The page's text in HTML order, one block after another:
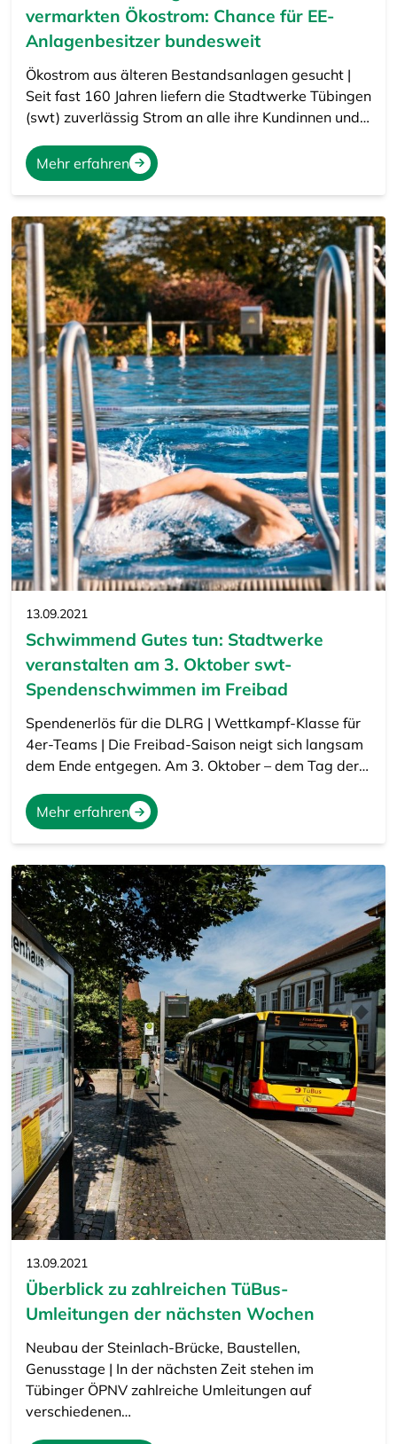
vermarkten Ökostrom: Chance für EE-
Anlagenbesitzer bundesweit
Ökostrom aus älteren Bestandsanlagen gesucht |
Seit fast 160 Jahren liefern die Stadtwerke Tübingen
(swt) zuverlässig Strom an alle ihre Kundinnen und…
Mehr erfahren
13.09.2021
Schwimmend Gutes tun: Stadtwerke
veranstalten am 3. Oktober swt-
Spendenschwimmen im Freibad
Spendenerlös für die DLRG | Wettkampf-Klasse für
4er-Teams | Die Freibad-Saison neigt sich langsam
dem Ende entgegen. Am 3. Oktober – dem Tag der…
Mehr erfahren
13.09.2021
Überblick zu zahlreichen TüBus-
Umleitungen der nächsten Wochen
Neubau der Steinlach-Brücke, Baustellen,
Genusstage | In der nächsten Zeit stehen im
Tübinger ÖPNV zahlreiche Umleitungen auf
verschiedenen…